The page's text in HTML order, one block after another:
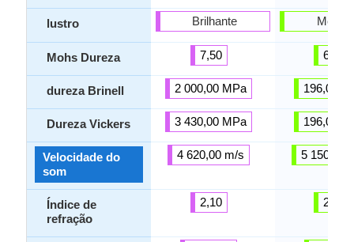
lustro
Mohs Dureza
dureza Brinell
Dureza Vickers
Velocidade do
som
Índice de
refração
Brilhante
7,50
2 000,00 MPa
3 430,00 MPa
4 620,00 m/s
2,10
6,00
196,00
196,00
5 150,00
2,00